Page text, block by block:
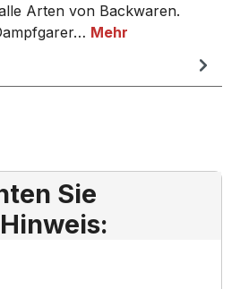
Arten von Backwaren.
Mehr
Sie